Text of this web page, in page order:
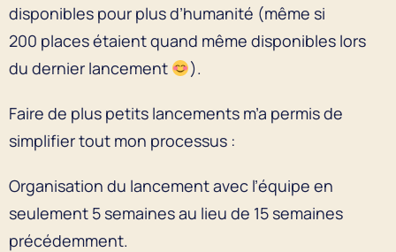
disponibles pour plus d’humanité (même si
200 places étaient quand même disponibles lors
du dernier lancement
).
Faire de plus petits lancements m’a permis de
simplifier tout mon processus :
Organisation du lancement avec l’équipe en
seulement 5 semaines au lieu de 15 semaines
précédemment.